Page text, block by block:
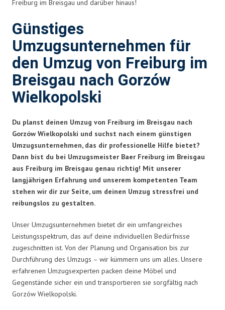
Freiburg im Breisgau und darüber hinaus!
Günstiges
Umzugsunternehmen für
den Umzug von Freiburg im
Breisgau nach Gorzów
Wielkopolski
Du planst deinen Umzug von Freiburg im Breisgau nach
Gorzów Wielkopolski und suchst nach einem günstigen
Umzugsunternehmen, das dir professionelle Hilfe bietet?
Dann bist du bei Umzugsmeister Baer Freiburg im Breisgau
aus Freiburg im Breisgau genau richtig! Mit unserer
langjährigen Erfahrung und unserem kompetenten Team
stehen wir dir zur Seite, um deinen Umzug stressfrei und
reibungslos zu gestalten.
Unser Umzugsunternehmen bietet dir ein umfangreiches
Leistungsspektrum, das auf deine individuellen Bedürfnisse
zugeschnitten ist. Von der Planung und Organisation bis zur
Durchführung des Umzugs – wir kümmern uns um alles. Unsere
erfahrenen Umzugsexperten packen deine Möbel und
Gegenstände sicher ein und transportieren sie sorgfältig nach
Gorzów Wielkopolski.